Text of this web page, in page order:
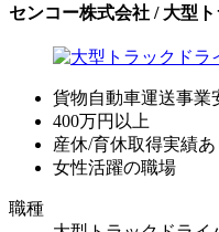
センコー株式会社 / 大型
貨物自動車運送事業
400万円以上
産休/育休取得実績あ
女性活躍の職場
職種